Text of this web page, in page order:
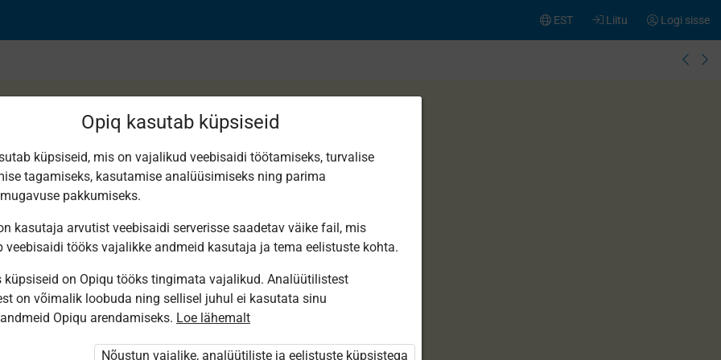
Logi sisse
Liitu
EST
ja selle jagamine
ole Opiqusse sisse logitud.
Õpilastele saab määrata õpiku
Opiq kasutab küpsiseid
küpsiseid, mis on vajalikud veebisaidi töötamiseks, turvalise
tagamiseks, kasutamise analüüsimiseks ning parima
pakkumiseks.
kasutaja arvutist veebisaidi serverisse saadetav väike fail, mis
veebisaidi tööks vajalikke andmeid kasutaja ja tema eelistuste kohta.
küpsiseid on Opiqu tööks tingimata vajalikud. Analüütilistest
on võimalik loobuda ning sellisel juhul ei kasutata sinu
Opiqu arendamiseks. Loe lähemalt
Nõustun vajalike, analüütiliste ja eelistuste küpsistega